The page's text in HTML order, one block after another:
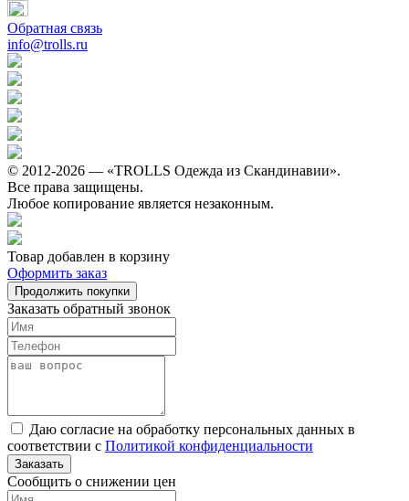
Обратная связь
info@trolls.ru
© 2012-2026 — «TROLLS Одежда из Скандинавии».
Все права защищены.
Любое копирование является незаконным.
Товар добавлен в корзину
Оформить заказ
Продолжить покупки
Заказать обратный звонок
Даю согласие на обработку персональных данных в
соответствии с Политикой конфиденциальности
Заказать
Сообщить о снижении цен